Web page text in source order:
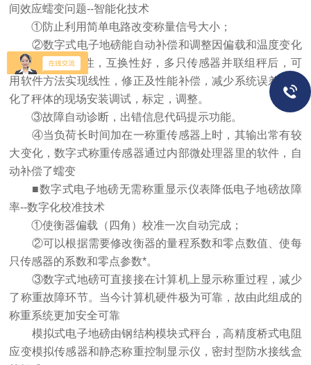
间效应蠕变问题--智能化技术
①防止利用简单电路改变称量信号大小；
②数字式电子地磅能自动补偿和调整因偏载和温度变化
产生的影响。*性，互换性好，多只传感器并联组秤后，可
用软件方法实现线性，修正及性能补偿，减少系统误差，简
化了秤体的现场安装调试，标定，调整。
③故障自动诊断，出错信息代码提示功能。
④当负荷长时间加在一称重传感器上时，其输出常有较
大变化，数字式称重传感器通过内部微处理器里的软件，自
动补偿了蠕变
■数字式电子地磅无需称重显示仪表降低电子地磅故障
率--数字化校准技术
①使衡器偏载（四角）校准一次自动完成；
②可以根据需要修改衡器的量程系数和零点数值、使每
只传感器的系数和零点参数*。
③数字式地磅可直接接在计算机上显示称重过程，减少
了称重故障环节。当今计算机硬件极为可靠，故由此组成的
称重系统更加安全可靠
模拟式电子地磅由钢结构模块式秤台，高精度桥式电阻
应变模拟传感器和静态称重控制显示仪，密封型防水接线盒